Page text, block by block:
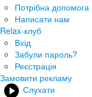
Потрібна допомога
Написати нам
Relax-клуб
Вхід
Забули пароль?
Реєстрація
Замовити рекламу
Слухати